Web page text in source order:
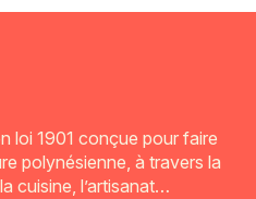
loi 1901 conçue pour faire
polynésienne, à travers la
cuisine, l’artisanat…